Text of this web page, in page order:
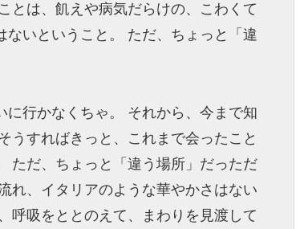
とは、飢えや病気だらけの、こわくて
いということ。 ただ、ちょっと「違
行かなくちゃ。 それから、今まで知
うすればきっと、これまで会ったこと
ただ、ちょっと「違う場所」だっただ
れ、イタリアのような華やかさはない
呼吸をととのえて、まわりを見渡して